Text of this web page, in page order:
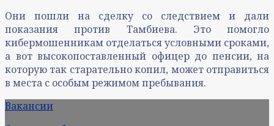
Они пошли на сделку со следствием и дали
показания против Тамбиева. Это помогло
кибермошенникам отделаться условными сроками,
а вот высокопоставленный офицер до пенсии, на
которую так старательно копил, может отправиться
в места с особым режимом пребывания.
Вакансии